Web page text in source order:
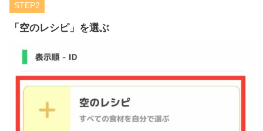
STEP
「空のレシピ」を選ぶ